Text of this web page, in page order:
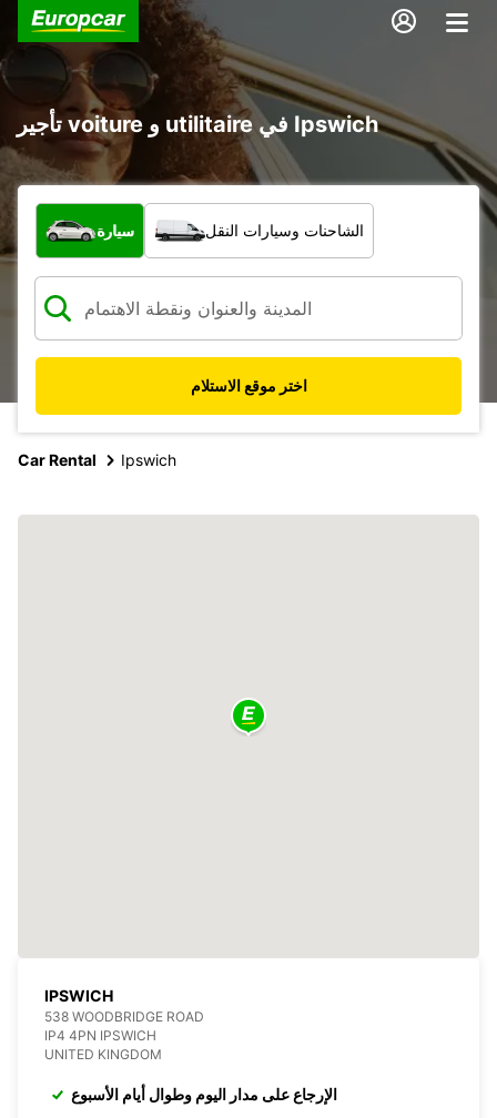
تأجير voiture و utilitaire في Ipswich
ما نوع المركبة؟
سيارة الشاحنات وسيارات النقل
اختر موقع الاستلام
Car Rental Ipswich
IPSWICH
538 WOODBRIDGE ROAD
IP4 4PN IPSWICH
UNITED KINGDOM
الإرجاع على مدار اليوم وطوال أيام الأسبوع